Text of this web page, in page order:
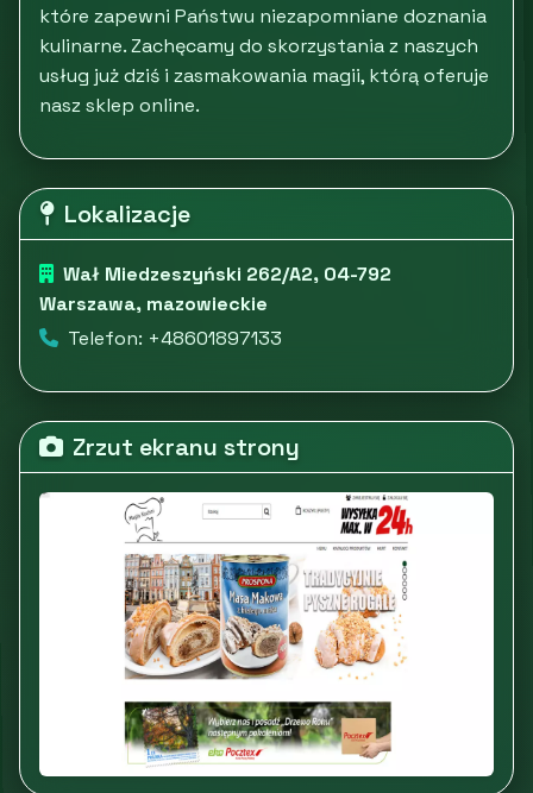
które zapewni Państwu niezapomniane doznania
kulinarne. Zachęcamy do skorzystania z naszych
usług już dziś i zasmakowania magii, którą oferuje
nasz sklep online.
Lokalizacje
Wał Miedzeszyński 262/A2, 04-792
Warszawa, mazowieckie
Telefon: +48601897133
Zrzut ekranu strony